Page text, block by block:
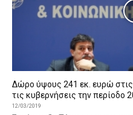
Δώρο ύψους 241 εκ. ευρώ στις
τις κυβερνήσεις την περίοδο
12/03/2019